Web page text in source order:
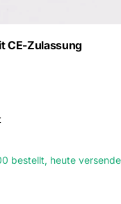
CE-Zulassung
bestellt, heute